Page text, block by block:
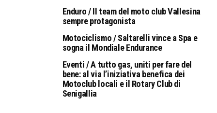
Enduro / Il team del moto club Vallesina
sempre protagonista
Motociclismo / Saltarelli vince a Spa e
sogna il Mondiale Endurance
Eventi / A tutto gas, uniti per fare del
bene: al via l’iniziativa benefica dei
Motoclub locali e il Rotary Club di
Senigallia